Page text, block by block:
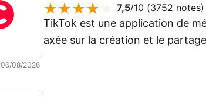
06/08/2026
7,5/10 (3752 notes)
TikTok est une application de
axée sur la création et le